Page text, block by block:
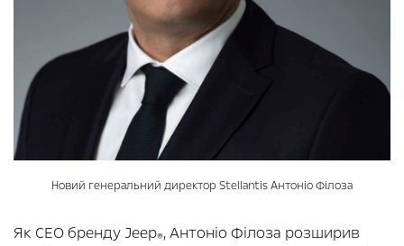
Новий генеральний директор Stellantis Антоніо Філоза
Як CEO бренду Jeep®, Антоніо Філоза розширив